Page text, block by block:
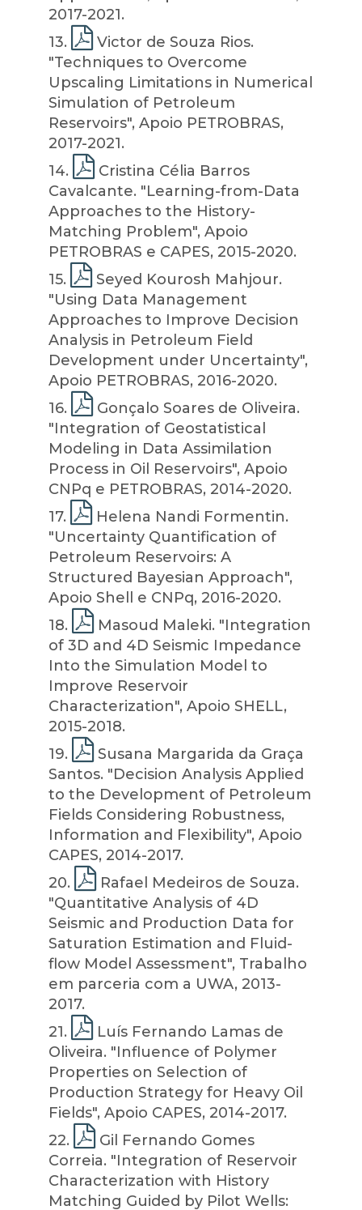
2017-2021.
13.
Victor de Souza Rios.
"Techniques to Overcome
Upscaling Limitations in Numerical
Simulation of Petroleum
Reservoirs", Apoio PETROBRAS,
2017-2021.
14.
Cristina Célia Barros
Cavalcante. "Learning-from-Data
Approaches to the History-
Matching Problem", Apoio
PETROBRAS e CAPES, 2015-2020.
15.
Seyed Kourosh Mahjour.
"Using Data Management
Approaches to Improve Decision
Analysis in Petroleum Field
Development under Uncertainty",
Apoio PETROBRAS, 2016-2020.
16.
Gonçalo Soares de Oliveira.
"Integration of Geostatistical
Modeling in Data Assimilation
Process in Oil Reservoirs", Apoio
CNPq e PETROBRAS, 2014-2020.
17.
Helena Nandi Formentin.
"Uncertainty Quantification of
Petroleum Reservoirs: A
Structured Bayesian Approach",
Apoio Shell e CNPq, 2016-2020.
18.
Masoud Maleki. "Integration
of 3D and 4D Seismic Impedance
Into the Simulation Model to
Improve Reservoir
Characterization", Apoio SHELL,
2015-2018.
19.
Susana Margarida da Graça
Santos. "Decision Analysis Applied
to the Development of Petroleum
Fields Considering Robustness,
Information and Flexibility", Apoio
CAPES, 2014-2017.
20.
Rafael Medeiros de Souza.
"Quantitative Analysis of 4D
Seismic and Production Data for
Saturation Estimation and Fluid-
flow Model Assessment", Trabalho
em parceria com a UWA, 2013-
2017.
21.
Luís Fernando Lamas de
Oliveira. "Influence of Polymer
Properties on Selection of
Production Strategy for Heavy Oil
Fields", Apoio CAPES, 2014-2017.
22.
Gil Fernando Gomes
Correia. "Integration of Reservoir
Characterization with History
Matching Guided by Pilot Wells: